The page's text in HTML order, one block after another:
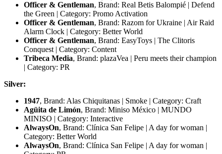
Officer & Gentleman, Brand: Real Betis Balompié | Defend
the Green | Category: Promo Activation
Officer & Gentleman, Brand: Razom for Ukraine | Air Raid
Alarm Clock | Category: Better World
Officer & Gentleman, Brand: EasyToys | The Clitoris
Conquest | Category: Content
Tribeca Media, Brand: plazaVea | Peru meets their champion
| Category: PR
Silver:
1947, Brand: Alas Chiquitanas | Smoke | Category: Craft
Agüita de Limón, Brand: Miniso México | MUNDO
MINISO | Category: Interactive
AlwaysOn, Brand: Clínica San Felipe | A day for woman |
Category: Better World
AlwaysOn, Brand: Clínica San Felipe | A day for woman |